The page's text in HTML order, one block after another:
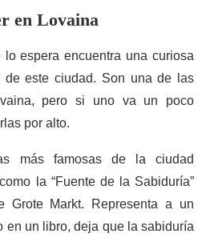
en Lovaina
espera encuentra una curiosa
de este ciudad. Son una de las
pero si uno va un poco
por alto.
más famosas de la ciudad
la “Fuente de la Sabiduría”
Grote Markt. Representa a un
en un libro, deja que la sabiduría